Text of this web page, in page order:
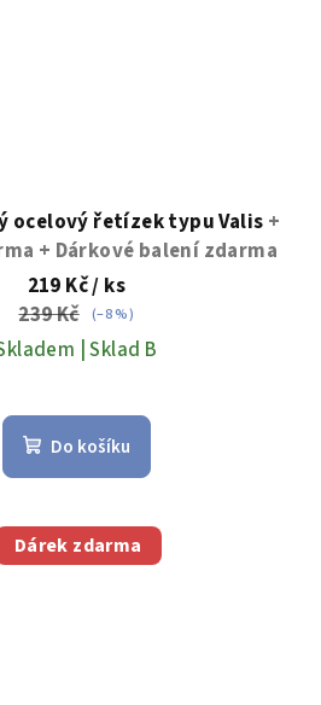
ocelový řetízek typu Valis +
+ Dárkové balení zdarma
219 Kč/ ks
239 Kč (–8 %)
| Sklad B
hodnocení
produktu
je
z
5
Do košíku
Dárek zdarma